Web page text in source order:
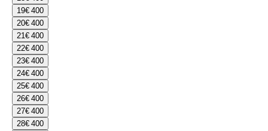
19€ 400
20€ 400
21€ 400
22€ 400
23€ 400
24€ 400
25€ 400
26€ 400
27€ 400
28€ 400